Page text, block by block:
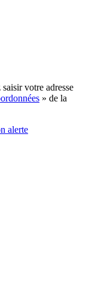
votre adresse
» de la
alerte